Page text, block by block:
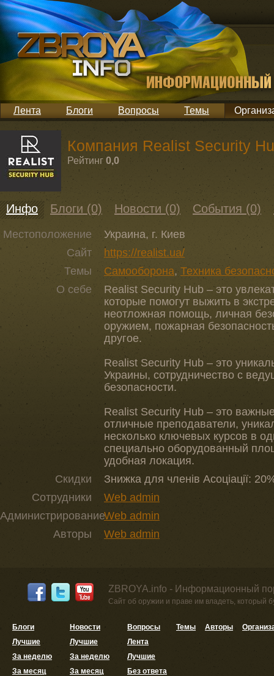
Лента Блоги Вопросы Темы
Компания Realist Security
Рейтинг 0,0
Инфо Блоги (0) Новости (0) События (0)
Местоположение
Украина, г. Киев
Сайт
https://realist.ua/
Темы
Самооборона, Техника
О себе
Realist Security Hub – это
которые помогут выжить в
неотложная помощь, личная
оружием, пожарная
другое.
Realist Security Hub – это
Украины, сотрудничество с
безопасности.
Realist Security Hub – это
отличные преподаватели,
несколько ключевых курсов в
специально оборудованный
удобная локация.
Скидки
Знижка для членів Асоціації:
Сотрудники
Web admin
АдминистрированиеWeb admin
Авторы
Web admin
ZBROYA.info - Информационный
Сайт об оружии и праве им владеть, который
Блоги
Лучшие
За неделю
За месяц
Новости
Лучшие
За неделю
За месяц
Вопросы
Лента
Лучшие
Без ответа
Темы Авторы